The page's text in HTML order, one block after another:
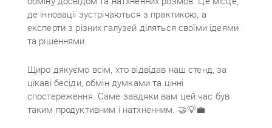
де інновації зустрічаються з практикою, а
експерти з різних галузей діляться своїми ідеями
та рішеннями.
Щиро дякуємо всім, хто відвідав наш стенд, за
цікаві бесіди, обмін думками та цінні
спостереження. Саме завдяки вам цей час був
таким продуктивним і натхненним. 🤝💡💼